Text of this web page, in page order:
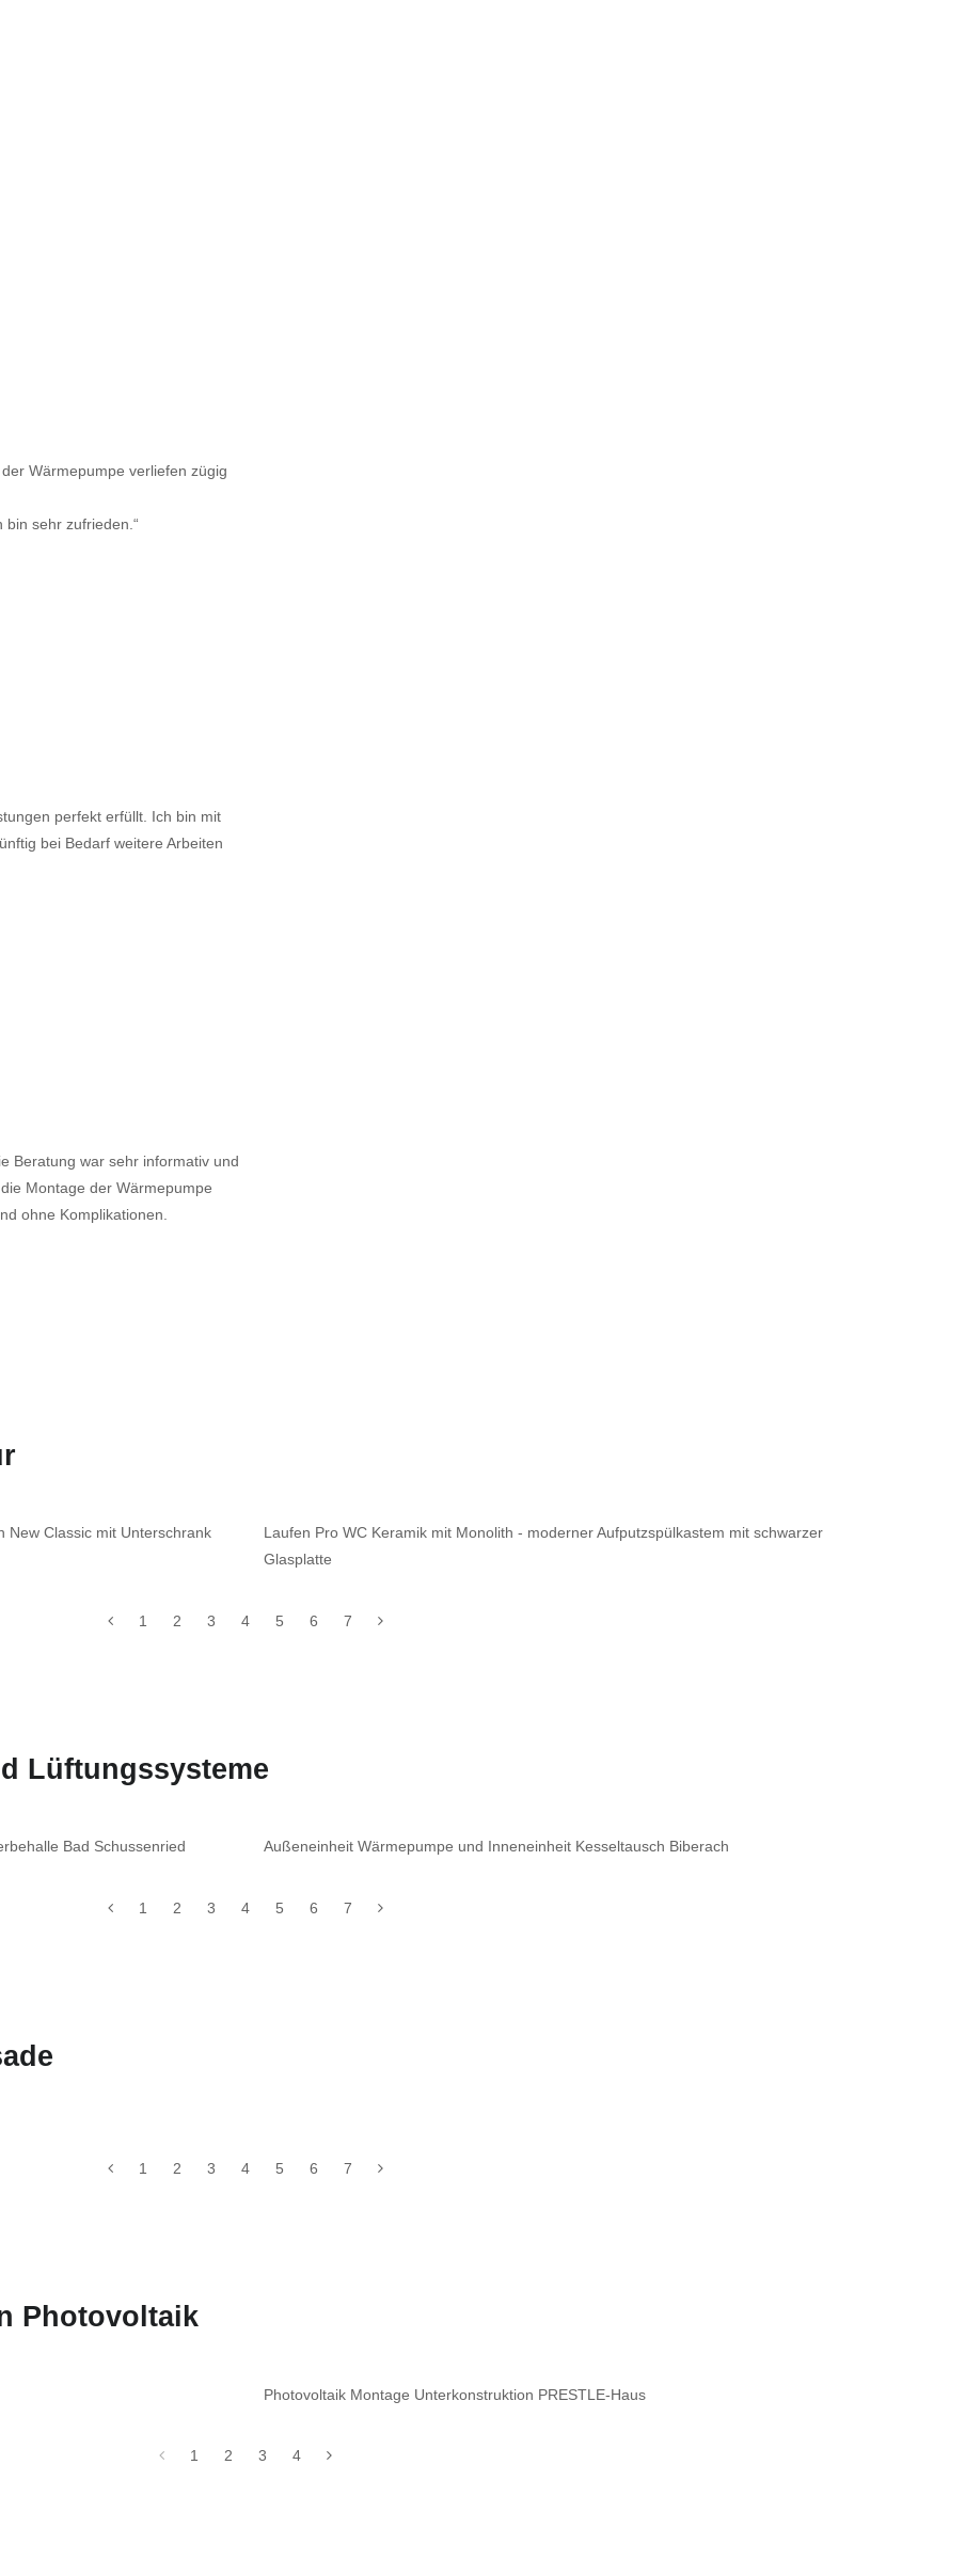
Wärmepumpe verliefen zügig
sehr zufrieden.“
perfekt erfüllt. Ich bin mit
bei Bedarf weitere Arbeiten
Beratung war sehr informativ und
Montage der Wärmepumpe
ohne Komplikationen.
New Classic mit Unterschrank
Laufen Pro WC Keramik mit Monolith - moderner Aufputzspülkastem mit schwarzer
Glasplatte
1 2 3 4 5 6 7
Lüftungssysteme
Bad Schussenried Außeneinheit Wärmepumpe und Inneneinheit Kesseltausch Biberach
1 2 3 4 5 6 7
1 2 3 4 5 6 7
Photovoltaik
Photovoltaik Montage Unterkonstruktion PRESTLE-Haus
1 2 3 4